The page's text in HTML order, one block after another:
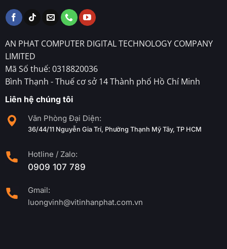
AN PHAT COMPUTER DIGITAL TECHNOLOGY COMPANY
LIMITED
Mã Số thuế: 0318820036
Bình Thạnh - Thuế cơ sở 14 Thành phố Hồ Chí Minh
Liên hệ chúng tôi
Văn Phòng Đại Diện:
36/44/11 Nguyễn Gia Trí, Phường Thạnh Mỹ Tây, TP HCM
Hotline / Zalo:
0909 107 789
Gmail:
luongvinh@vitinhanphat.com.vn